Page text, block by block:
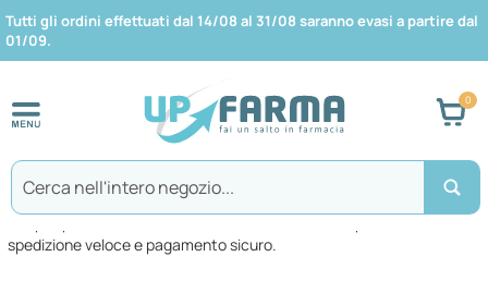
Tutti gli ordini effettuati dal 14/08 al 31/08 saranno evasi a partire dal
01/09.
MONTEFARMACO OTC SpA
spedizione veloce e pagamento sicuro.